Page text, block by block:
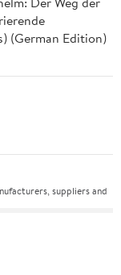
(German Edition)
suppliers and